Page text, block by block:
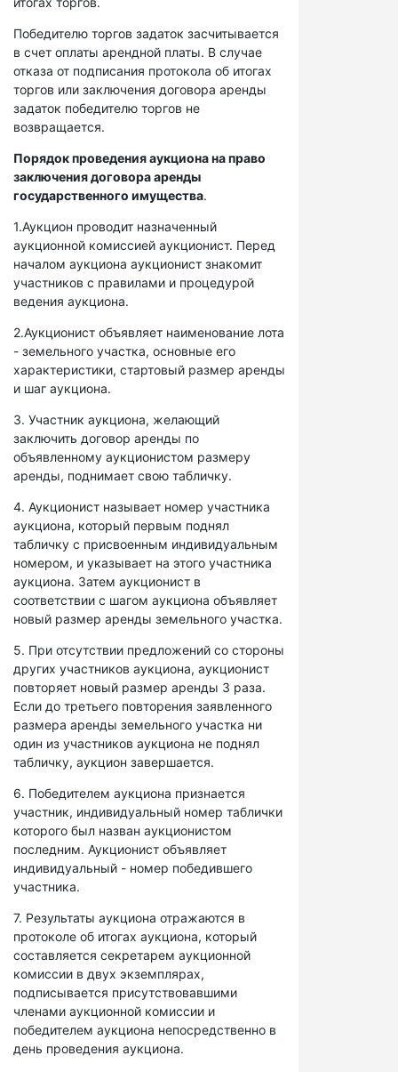
Победителю торгов задаток засчитывается
в счет оплаты арендной платы. В случае
отказа от подписания протокола об итогах
торгов или заключения договора аренды
задаток победителю торгов не
возвращается.
Порядок проведения аукциона на право
заключения договора аренды
государственного имущества.
1.Аукцион проводит назначенный
аукционной комиссией аукционист. Перед
началом аукциона аукционист знакомит
участников с правилами и процедурой
ведения аукциона.
2.Аукционист объявляет наименование лота
- земельного участка, основные его
характеристики, стартовый размер аренды
и шаг аукциона.
3. Участник аукциона, желающий
заключить договор аренды по
объявленному аукционистом размеру
аренды, поднимает свою табличку.
4. Аукционист называет номер участника
аукциона, который первым поднял
табличку с присвоенным индивидуальным
номером, и указывает на этого участника
аукциона. Затем аукционист в
соответствии с шагом аукциона объявляет
новый размер аренды земельного участка.
5. При отсутствии предложений со стороны
других участников аукциона, аукционист
повторяет новый размер аренды 3 раза.
Если до третьего повторения заявленного
размера аренды земельного участка ни
один из участников аукциона не поднял
табличку, аукцион завершается.
6. Победителем аукциона признается
участник, индивидуальный номер таблички
которого был назван аукционистом
последним. Аукционист объявляет
индивидуальный - номер победившего
участника.
7. Результаты аукциона отражаются в
протоколе об итогах аукциона, который
составляется секретарем аукционной
комиссии в двух экземплярах,
подписывается присутствовавшими
членами аукционной комиссии и
победителем аукциона непосредственно в
день проведения аукциона.